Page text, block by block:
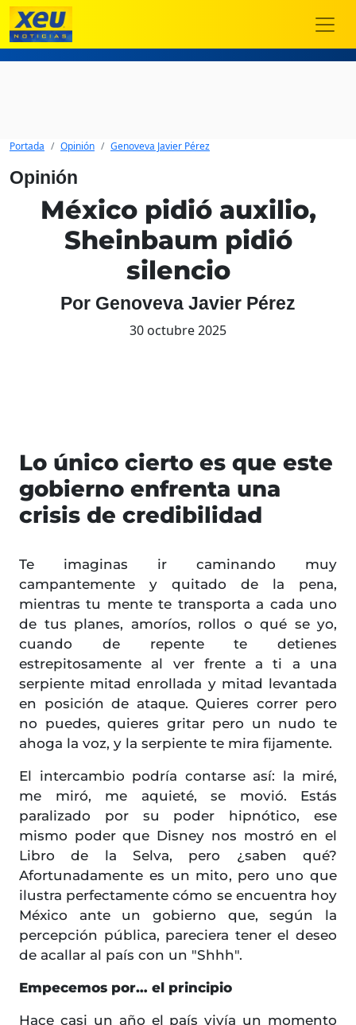
Portada Opinión Genoveva Javier Pérez
Opinión
México pidió auxilio,
Sheinbaum pidió
silencio
Por Genoveva Javier Pérez
30 octubre 2025
Lo único cierto es que este
gobierno enfrenta una
crisis de credibilidad
Te imaginas ir caminando muy
campantemente y quitado de la pena,
mientras tu mente te transporta a cada uno
de tus planes, amoríos, rollos o qué se yo,
cuando de repente te detienes
estrepitosamente al ver frente a ti a una
serpiente mitad enrollada y mitad levantada
en posición de ataque. Quieres correr pero
no puedes, quieres gritar pero un nudo te
ahoga la voz, y la serpiente te mira fijamente.
El intercambio podría contarse así: la miré,
me miró, me aquieté, se movió. Estás
paralizado por su poder hipnótico, ese
mismo poder que Disney nos mostró en el
Libro de la Selva, pero ¿saben qué?
Afortunadamente es un mito, pero uno que
ilustra perfectamente cómo se encuentra hoy
México ante un gobierno que, según la
percepción pública, pareciera tener el deseo
de acallar al país con un "Shhh".
Empecemos por… el principio
Hace casi un año el país vivía un momento